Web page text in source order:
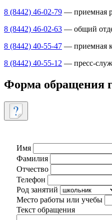
8 (8442) 46-02-79 — приемная
8 (8442) 46-02-63 — общий
8 (8442) 40-55-47 — приемная
8 (8442) 40-55-12 — пресс-
Форма обращения
Имя
Фамилия
Отчество
Телефон
Род занятий
Место работы или учебы
Текст обращения